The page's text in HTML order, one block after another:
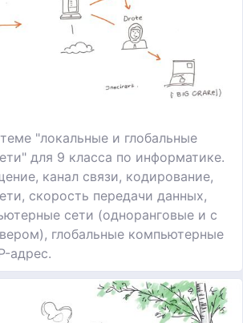
"локальные и глобальные
для 9 класса по информатике.
канал связи, кодирование,
скорость передачи данных,
сети (одноранговые и с
глобальные компьютерные
адрес.